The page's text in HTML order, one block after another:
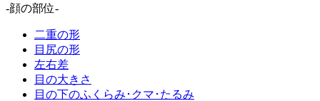
-顔の部位-
二重の形
目尻の形
左右差
目の大きさ
目の下のふくらみ･クマ･たるみ